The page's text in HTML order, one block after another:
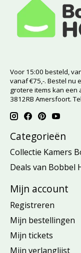
Voor 15:00 besteld,
vanaf €75,-. Bestel nu
grotere items kan een
3812RB Amersfoort.
Categorieën
Collectie Kamers
Deals van Bobbel
Mijn account
Registreren
Mijn bestellingen
Mijn tickets
Mijn verlanglijst